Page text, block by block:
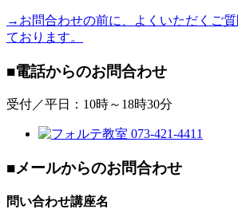
→お問合わせの前に、よくいただくご
ております。
■電話からのお問合わせ
受付／平日：10時～18時30分
■メールからのお問合わせ
問い合わせ講座名